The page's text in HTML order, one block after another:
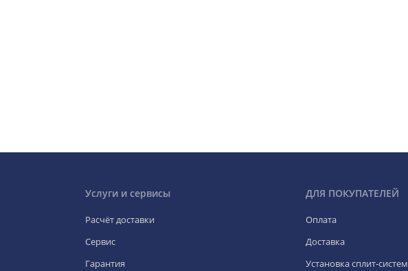
Услуги и сервисы
Расчёт доставки
Сервис
Гарантия
ДЛЯ ПОКУПАТЕЛЕЙ
Оплата
Доставка
Установка сплит-систем